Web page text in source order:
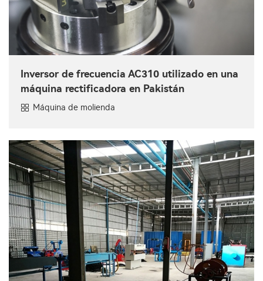
Inversor de frecuencia AC310 utilizado en una
máquina rectificadora en Pakistán
Máquina de molienda